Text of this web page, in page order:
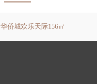
华侨城欢乐天际156㎡